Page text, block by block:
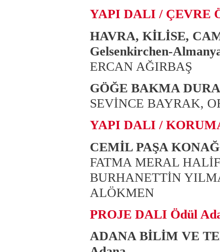
YAPI DALI / ÇEVRE
HAVRA, KİLİSE,
Gelsenkirchen-
ERCAN AĞIRBAŞ
GÖĞE BAKMA
SEVİNCE BAYRAK,
YAPI DALI /
CEMİL PAŞA
FATMA MERAL
BURHANETTİN
ALÖKMEN
PROJE DALI Ödül
ADANA BİLİM VE